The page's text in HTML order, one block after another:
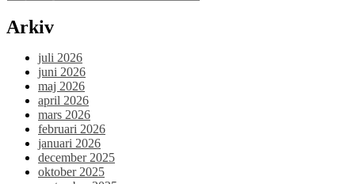
Arkiv
juli 2026
juni 2026
maj 2026
april 2026
mars 2026
februari 2026
januari 2026
december 2025
oktober 2025